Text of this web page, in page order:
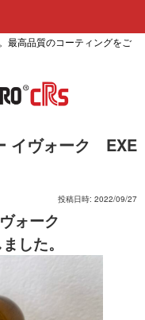
最高品質のコーティングをご
イヴォーク EXE
投稿日時: 2022/09/27
ォーク
した。